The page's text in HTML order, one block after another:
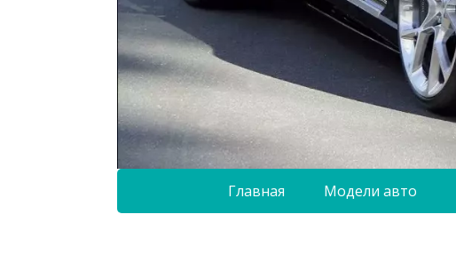
Главная Модели авто